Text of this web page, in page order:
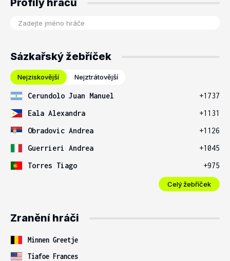
Profily hráčů
Sázkařský žebříček
Nejziskovější Nejztrátovější
Cerundolo Juan Manuel
+1737
Eala Alexandra
+1131
Obradovic Andrea
+1126
Guerrieri Andrea
+1045
Torres Tiago
+975
Celý žebříček
Zranění hráči
Minnen Greetje
Tiafoe Frances